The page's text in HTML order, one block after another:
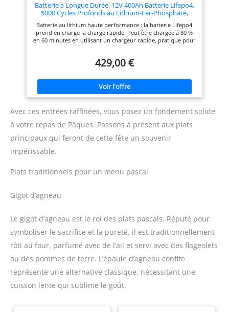
Batterie à Longue Durée, 12V 400Ah Batterie Lifepo4,
5000 Cycles Profonds au Lithium-Fer-Phosphate,
Convient pour les Systèmes de Stockage d'Énergie,
Installations Photovoltaïques, Camping en Plein
Batterie au lithium haute performance : la batterie Lifepo4
prend en charge la charge rapide. Peut être chargée à 80 %
en 60 minutes en utilisant un chargeur rapide, pratique pour
une utilisation en cas d'urgence. La courant de décharge
de décharge instantanée est de 800 A (5 S). Même dans un
offre de bonnes performances de décharge et de maintien
de la capacité. Longue durée de vie et légèreté : les batteries
au plomb ont une durée de vie de 300 à 500 cycles (de 2 à 3
ans), tandis que les batteries au lithium fer phosphate ont
une durée de vie de 5000 cycles (ou plus de 10 ans) et sont
également 70 % plus légères. Le système BMS protège la
sécurité de la batterie : la batterie au lithium fer phosphate
intégré entièrement automatique, qui peut protéger
efficacement la batterie contre les conditions dangereuses
telles que la surcharge, la décharge excessive, la surintensité,
temps. Les propriétés chimiques des matériaux au
phosphate de lithium fer sont très stables et ne provoquent
largement utilisé dans différents domaines, tels que les
l'extension en série jusqu'à 4 unités ou l'extension en
parallèle jusqu'à 4 unités pour augmenter la capacité et la
tension.
429,00 €
Avec ces entrées raffinées, vous posez un fondement solide
à votre repas de Pâques. Passons à présent aux plats
principaux qui feront de cette fête un souvenir
impérissable.
Plats traditionnels pour un menu pascal
Gigot d’agneau
Le gigot d’agneau est le roi des plats pascals. Réputé pour
symboliser le sacrifice et la pureté, il est traditionnellement
rôti au four, parfumé avec de l’ail et servi avec des flageolets
ou des pommes de terre. L’épaule d’agneau confite
représente une alternative classique, nécessitant une
cuisson lente qui sublime le goût.